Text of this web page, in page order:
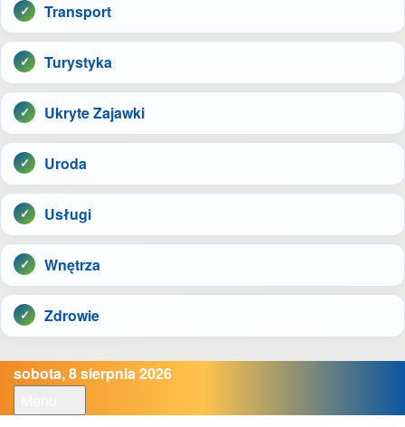
Transport
Turystyka
Ukryte Zajawki
Uroda
Usługi
Wnętrza
Zdrowie
sobota, 8 sierpnia 2026